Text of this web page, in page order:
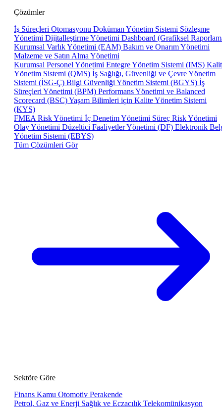
Çözümler
İş Süreçleri Otomasyonu Doküman Yönetim Sistemi Sözleşme
Yönetimi Dijitalleştirme Yönetimi Dashboard (Grafiksel
Kurumsal Varlık Yönetimi (EAM) Bakım ve Onarım Yönetimi
Malzeme ve Satın Alma Yönetimi
Kurumsal Personel Yönetimi Entegre Yönetim Sistemi (IMS)
Yönetim Sistemi (QMS) İş Sağlığı, Güvenliği ve Çevre Yönetim
Sistemi (İSG-Ç) Bilgi Güvenliği Yönetim Sistemi (BGYS) İş
Süreçleri Yönetimi (BPM) Performans Yönetimi ve Balanced
Scorecard (BSC)Yaşam Bilimleri için Kalite Yönetim Sistemi
(KYS)
FMEA Risk Yönetimi İç Denetim Yönetimi Süreç Risk Yönetimi
Olay Yönetimi Düzeltici Faaliyetler Yönetimi (DF) Elektronik
Yönetim Sistemi (EBYS)
Tüm Çözümleri Gör
Sektöre Göre
Finans Kamu Otomotiv Perakende
Petrol, Gaz ve Enerji Sağlık ve Eczacılık Telekomünikasyon